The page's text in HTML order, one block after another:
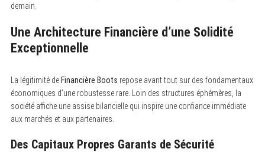
demain.
Une Architecture Financière d’une Solidité
Exceptionnelle
La légitimité de Financière Boots repose avant tout sur des fondamentaux
économiques d’une robustesse rare. Loin des structures éphémères, la
société affiche une assise bilancielle qui inspire une confiance immédiate
aux marchés et aux partenaires.
Des Capitaux Propres Garants de Sécurité